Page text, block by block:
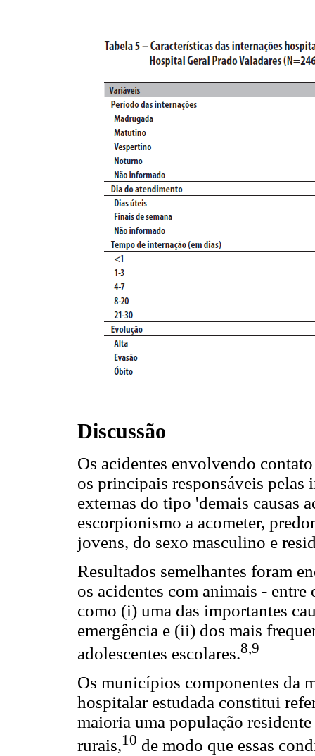
Discussão
Os acidentes envolvendo
os principais responsáveis pelas
externas do tipo 'demais causas
escorpionismo a acometer,
jovens, do sexo masculino e
Resultados semelhantes foram
os acidentes com animais -
como (i) uma das importantes
emergência e (ii) dos mais
adolescentes escolares.8,9
Os municípios componentes da
hospitalar estudada constitui
maioria uma população
rurais,10 de modo que essas